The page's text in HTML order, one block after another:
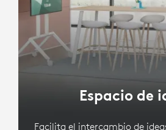
Espacio de
Facilita el intercambio de